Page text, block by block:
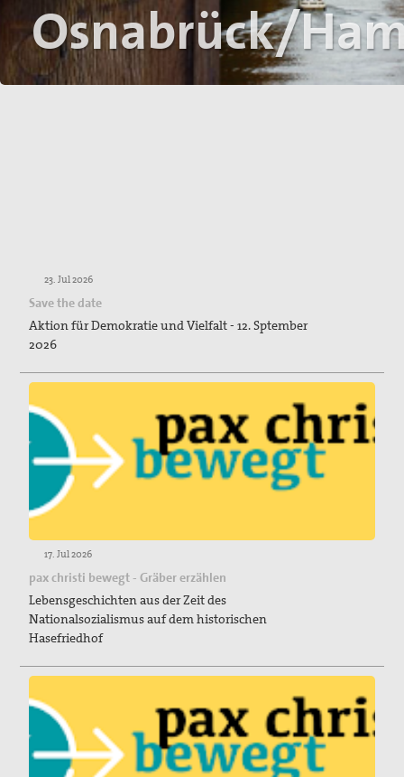
Spenden / Förderverein
Veröffentlichungen
PaxpOSt
Osnabrück/
23. Jul 2026
Save the date
Aktion für Demokratie und Vielfalt - 12. Sptember
2026
17. Jul 2026
pax christi bewegt - Gräber erzählen
Lebensgeschichten aus der Zeit des
Nationalsozialismus auf dem historischen
Hasefriedhof